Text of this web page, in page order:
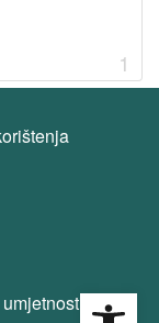
1
Sva